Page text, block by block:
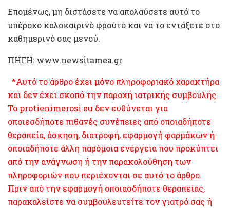
Επομένως, μη διστάσετε να απολαύσετε αυτό το
υπέροχο καλοκαιρινό φρούτο και να το εντάξετε στο
καθημερινό σας μενού.
ΠΗΓΗ: www.newsitamea.gr
*Αυτό το άρθρο έχει μόνο πληροφοριακό χαρακτήρα
και δεν έχει σκοπό την παροχή ιατρικής συμβουλής.
Το protienimerosi.eu δεν ευθύνεται για
οποιεσδήποτε πιθανές συνέπειες από οποιαδήποτε
θεραπεία, άσκηση, διατροφή, εφαρμογή φαρμάκων ή
οποιαδήποτε άλλη παρόμοια ενέργεια που προκύπτει
από την ανάγνωση ή την παρακολούθηση των
πληροφοριών που περιέχονται σε αυτό το άρθρο.
Πριν από την εφαρμογή οποιασδήποτε θεραπείας,
παρακαλείστε να συμβουλευτείτε τον γιατρό σας ή